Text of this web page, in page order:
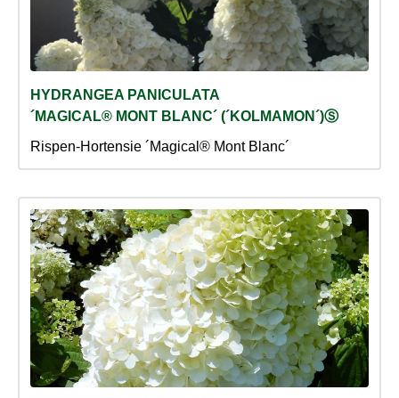
HYDRANGEA PANICULATA
´MAGICAL® MONT BLANC´ (´KOLMAMON´)Ⓢ
Rispen-Hortensie ´Magical® Mont Blanc´